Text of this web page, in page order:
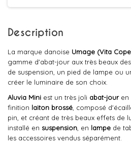
Description
La marque danoise Umage (Vita
gamme d'abat-jour aux très beaux
de suspension, un pied de lampe ou
créer le luminaire de son choix.
Aluvia Mini est un très joli abat-jouren
finition laiton brossé , composé
pin, et créant de très beaux effets de
installé en suspension , en lampe de
les accessoires vendus séparément.